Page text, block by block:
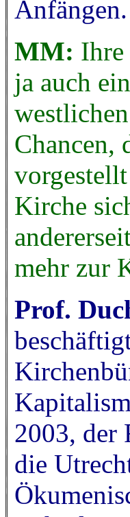
MM: Ihre
ja auch
Chancen,
Kirche
mehr zur
Prof.
2003, der
die